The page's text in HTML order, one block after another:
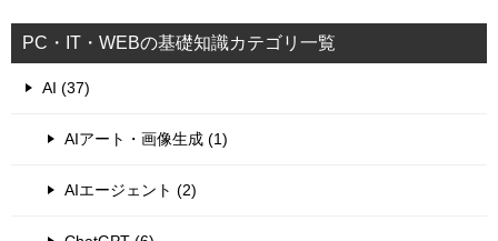
PC・IT・WEBの基礎知識カテゴリ一覧
AI (37)
AIアート・画像生成 (1)
AIエージェント (2)